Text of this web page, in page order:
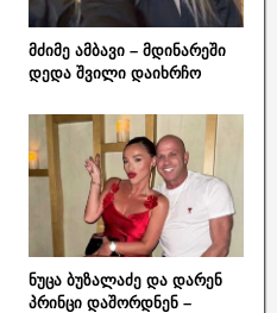
მძიმე ამბავი – მდინარეში
დედა შვილი დაიხრჩო
ნუცა ბუზალაძე და დარენ
პრინცი დაშორდნენ –